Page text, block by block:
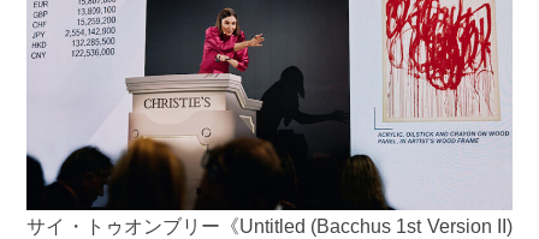
サイ・トゥオンブリー《Untitled (Bacchus 1st Version II)